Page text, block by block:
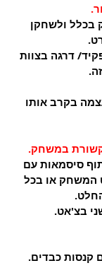
בכלל ולשחקן
דרגה בצוות
בקרב אותו
במשחק.
סיסמאות עם
המשחק או בכל
בצ'אט.
קנסות כבדים.